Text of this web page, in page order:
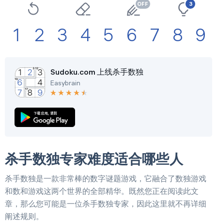
3
1 2 3 4 5 6 7 8 9
Sudoku.com 上线杀手数独
Easybrain
杀手数独专家难度适合哪些人
杀手数独是一款非常棒的数字谜题游戏，它融合了数独游戏
和数和游戏这两个世界的全部精华。既然您正在阅读此文
章，那么您可能是一位杀手数独专家，因此这里就不再详细
阐述规则。